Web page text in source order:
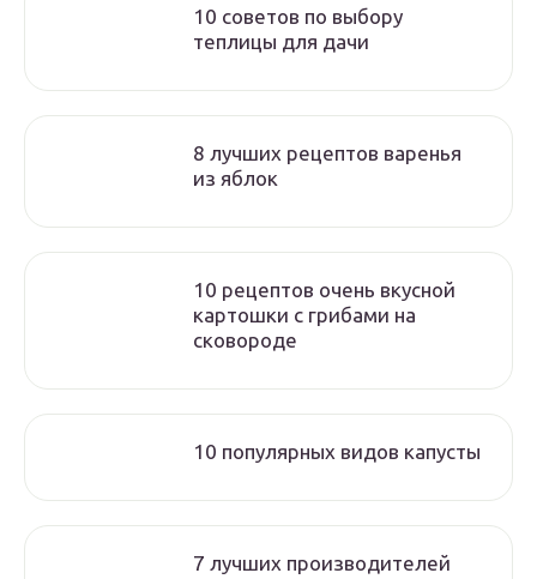
10 советов по выбору
теплицы для дачи
8 лучших рецептов варенья
из яблок
10 рецептов очень вкусной
картошки с грибами на
сковороде
10 популярных видов капусты
7 лучших производителей